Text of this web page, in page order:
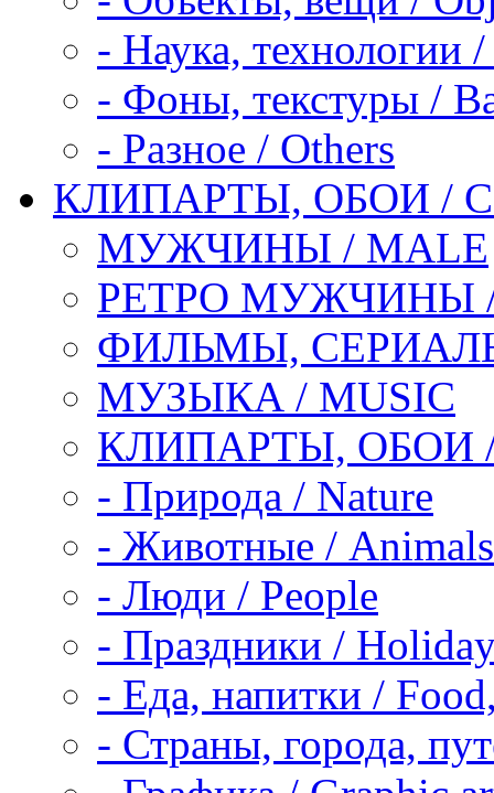
- Наука, технологии
- Фоны, текстуры /
- Разное / Others
КЛИПАРТЫ, ОБОИ /
МУЖЧИНЫ / MALE
РЕТРО МУЖЧИНЫ /
ФИЛЬМЫ,
МУЗЫКА / MUSIC
КЛИПАРТЫ, ОБОИ /
- Природа / Nature
- Животные / Animals
- Люди / People
- Праздники /
- Еда, напитки /
- Страны, города,